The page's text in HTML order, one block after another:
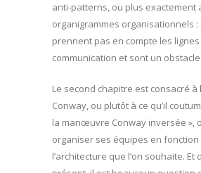
anti-patterns, ou plus exactement
organigrammes organisationnels :
prennent pas en compte les
communication et sont un
Le second chapitre est consacré à
Conway, ou plutôt à ce qu’il
la manœuvre Conway inversée »,
organiser ses équipes en fonction
l’architecture que l’on souhaite. Et